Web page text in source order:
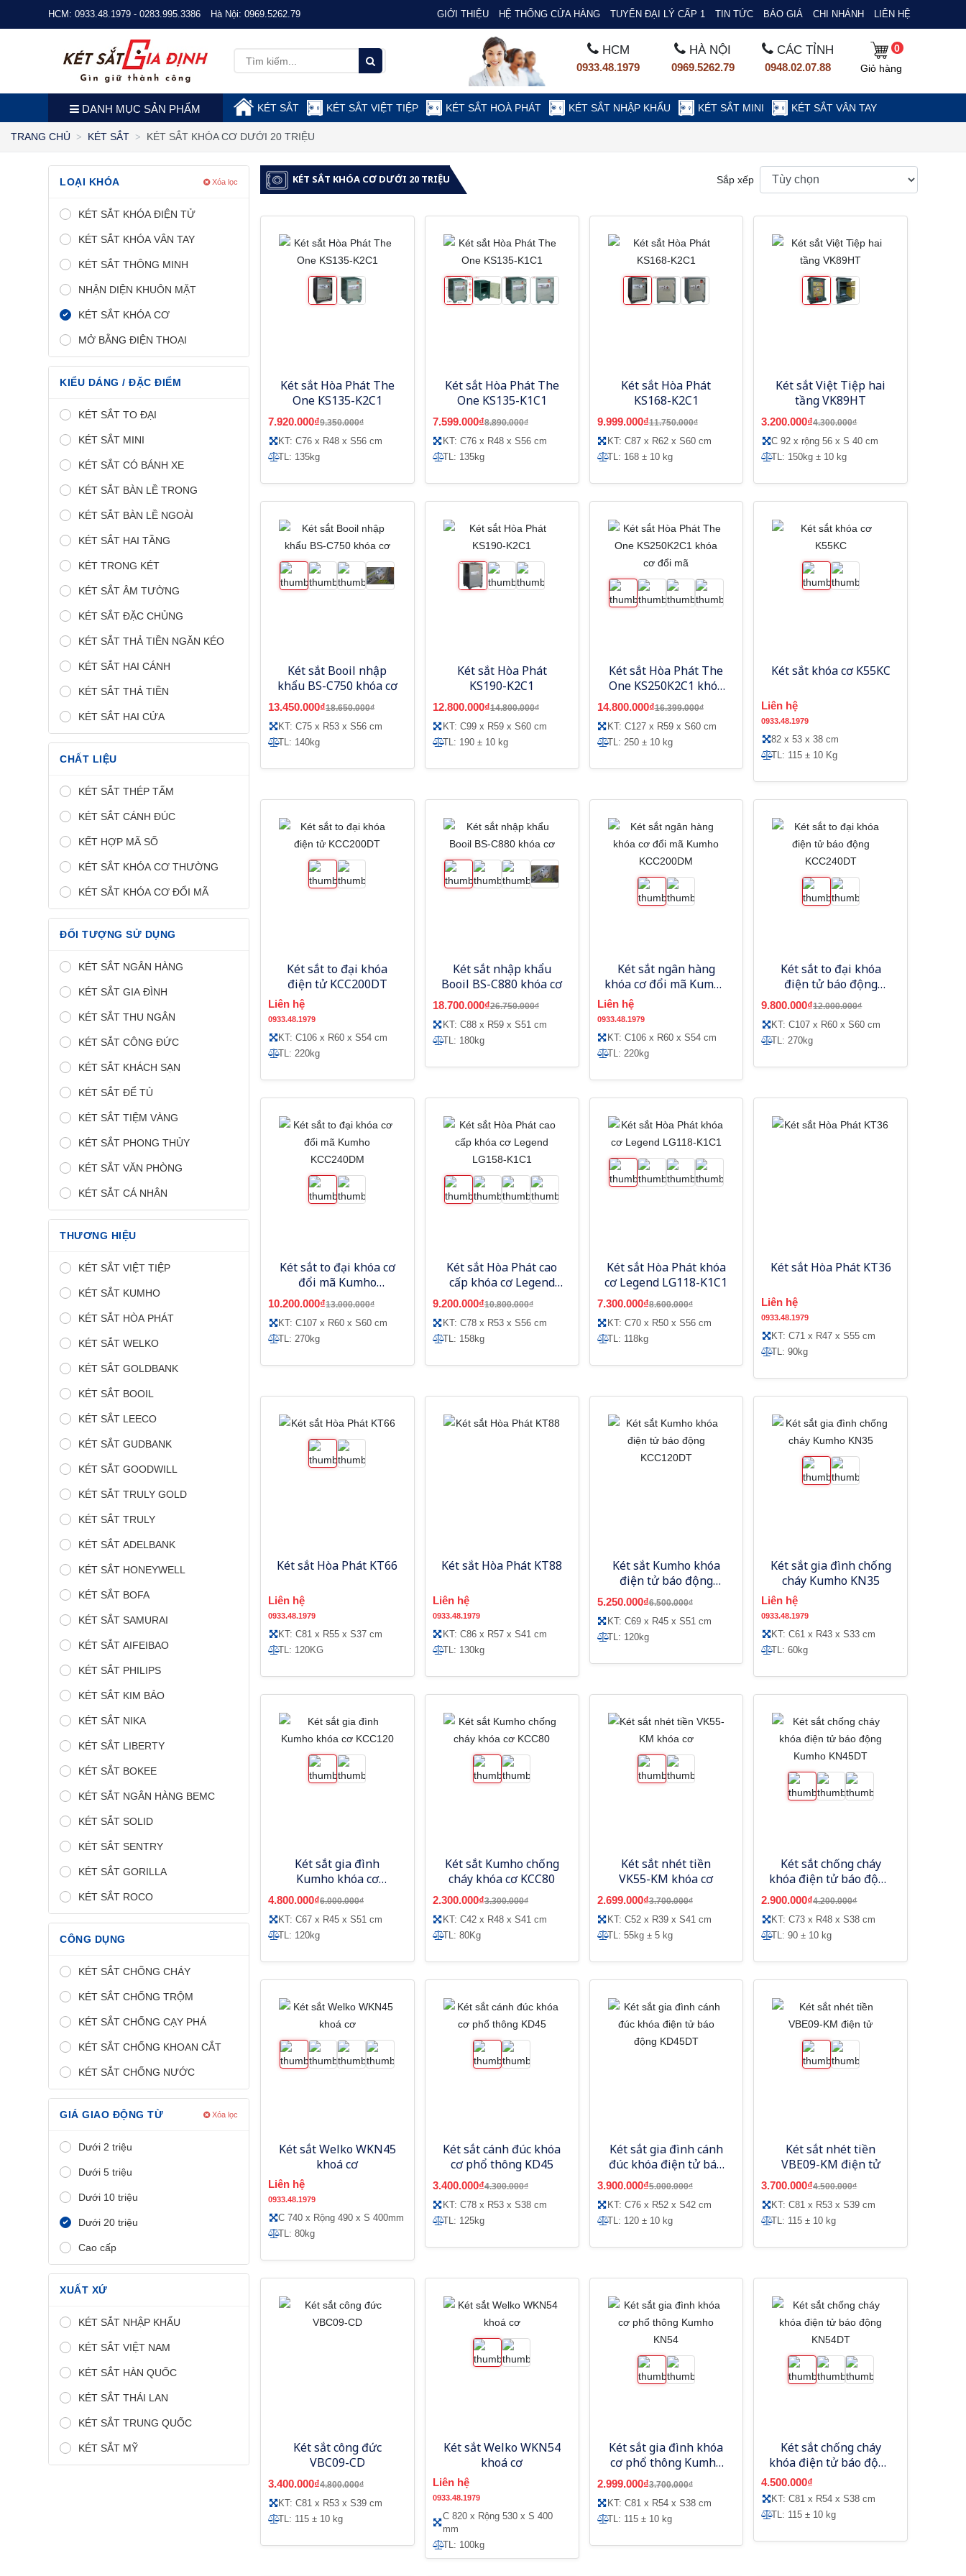
HCM: 0933.48.1979 - 0283.995.3386 Hà Nội: 0969.5262.79 GIỚI THIỆU HỆ THỐNG CỬA HÀNG TUYỂN ĐẠI LÝ CẤP 1 TIN TỨC BÁO GIÁ CHI NHÁNH LIÊN HỆ
HCM
0933.48.1979
HÀ NỘI
0969.5262.79
CÁC TỈNH
0948.02.07.88
0
Giỏ hàng
DANH MỤC SẢN PHẨM KÉT SẮT KÉT SẮT VIỆT TIỆP KÉT SẮT HOÀ PHÁT KÉT SẮT NHẬP KHẨU KÉT SẮT MINI KÉT SẮT VÂN TAY
TRANG CHỦ KÉT SẮT KÉT SẮT KHÓA CƠ DƯỚI 20 TRIỆU
LOẠI KHÓA Xóa lọc
KÉT SẮT KHÓA ĐIỆN TỬ
KÉT SẮT KHÓA VÂN TAY
KÉT SẮT THÔNG MINH
NHẬN DIỆN KHUÔN MẶT
KÉT SẮT KHÓA CƠ
MỞ BẰNG ĐIỆN THOẠI
KIỂU DÁNG / ĐẶC ĐIỂM
KÉT SẮT TO ĐẠI
KÉT SẮT MINI
KÉT SẮT CÓ BÁNH XE
KÉT SẮT BÀN LỀ TRONG
KÉT SẮT BÀN LỀ NGOÀI
KÉT SẮT HAI TẦNG
KÉT TRONG KÉT
KÉT SẮT ÂM TƯỜNG
KÉT SẮT ĐẶC CHỦNG
KÉT SẮT THẢ TIỀN NGĂN KÉO
KÉT SẮT HAI CÁNH
KÉT SẮT THẢ TIỀN
KÉT SẮT HAI CỬA
CHẤT LIỆU
KÉT SẮT THÉP TẤM
KÉT SẮT CÁNH ĐÚC
KẾT HỢP MÃ SỐ
KÉT SẮT KHÓA CƠ THƯỜNG
KÉT SẮT KHÓA CƠ ĐỔI MÃ
ĐỐI TƯỢNG SỬ DỤNG
KÉT SẮT NGÂN HÀNG
KÉT SẮT GIA ĐÌNH
KÉT SẮT THU NGÂN
KÉT SẮT CÔNG ĐỨC
KÉT SẮT KHÁCH SẠN
KÉT SẮT ĐỂ TỦ
KÉT SẮT TIỆM VÀNG
KÉT SẮT PHONG THỦY
KÉT SẮT VĂN PHÒNG
KÉT SẮT CÁ NHÂN
THƯƠNG HIỆU
KÉT SẮT VIỆT TIỆP
KÉT SẮT KUMHO
KÉT SẮT HÒA PHÁT
KÉT SẮT WELKO
KÉT SẮT GOLDBANK
KÉT SẮT BOOIL
KÉT SẮT LEECO
KÉT SẮT GUDBANK
KÉT SẮT GOODWILL
KÉT SẮT TRULY GOLD
KÉT SẮT TRULY
KÉT SẮT ADELBANK
KÉT SẮT HONEYWELL
KÉT SẮT BOFA
KÉT SẮT SAMURAI
KÉT SẮT AIFEIBAO
KÉT SẮT PHILIPS
KÉT SẮT KIM BẢO
KÉT SẮT NIKA
KÉT SẮT LIBERTY
KÉT SẮT BOKEE
KÉT SẮT NGÂN HÀNG BEMC
KÉT SẮT SOLID
KÉT SẮT SENTRY
KÉT SẮT GORILLA
KÉT SẮT ROCO
CÔNG DỤNG
KÉT SẮT CHỐNG CHÁY
KÉT SẮT CHỐNG TRỘM
KÉT SẮT CHỐNG CẠY PHÁ
KÉT SẮT CHỐNG KHOAN CẮT
KÉT SẮT CHỐNG NƯỚC
GIÁ GIAO ĐỘNG TỪ Xóa lọc
Dưới 2 triệu
Dưới 5 triệu
Dưới 10 triệu
Dưới 20 triệu
Cao cấp
XUẤT XỨ
KÉT SẮT NHẬP KHẨU
KÉT SẮT VIỆT NAM
KÉT SẮT HÀN QUỐC
KÉT SẮT THÁI LAN
KÉT SẮT TRUNG QUỐC
KÉT SẮT MỸ
KÉT SẮT KHÓA CƠ DƯỚI 20 TRIỆU Sắp xếp
Két sắt Hòa Phát The
One KS135-K2C1
7.920.000₫9.350.000₫
KT: C76 x R48 x S56 cm
TL: 135kg
Két sắt Hòa Phát The
One KS135-K1C1
7.599.000₫8.890.000₫
KT: C76 x R48 x S56 cm
TL: 135kg
Két sắt Hòa Phát
KS168-K2C1
9.999.000₫11.750.000₫
KT: C87 x R62 x S60 cm
TL: 168 ± 10 kg
Két sắt Việt Tiệp hai
tầng VK89HT
3.200.000₫4.300.000₫
C 92 x rộng 56 x S 40 cm
TL: 150kg ± 10 kg
Két sắt Booil nhập
khẩu BS-C750 khóa cơ
13.450.000₫18.650.000₫
KT: C75 x R53 x S56 cm
TL: 140kg
Két sắt Hòa Phát
KS190-K2C1
12.800.000₫14.800.000₫
KT: C99 x R59 x S60 cm
TL: 190 ± 10 kg
Két sắt Hòa Phát The
One KS250K2C1 khóa
cơ đổi mã
14.800.000₫16.399.000₫
KT: C127 x R59 x S60 cm
TL: 250 ± 10 kg
Két sắt khóa cơ K55KC
Liên hệ
0933.48.1979
82 x 53 x 38 cm
TL: 115 ± 10 Kg
Két sắt to đại khóa
điện tử KCC200DT
Liên hệ
0933.48.1979
KT: C106 x R60 x S54 cm
TL: 220kg
Két sắt nhập khẩu
Booil BS-C880 khóa cơ
18.700.000₫26.750.000₫
KT: C88 x R59 x S51 cm
TL: 180kg
Két sắt ngân hàng
khóa cơ đổi mã Kumho
Liên hệ
0933.48.1979
KT: C106 x R60 x S54 cm
TL: 220kg
Két sắt to đại khóa
điện tử báo động
KCC240DT
9.800.000₫12.000.000₫
KT: C107 x R60 x S60 cm
TL: 270kg
Két sắt to đại khóa cơ
đổi mã Kumho
KCC240DM
10.200.000₫13.000.000₫
KT: C107 x R60 x S60 cm
TL: 270kg
Két sắt Hòa Phát cao
cấp khóa cơ Legend
LG158-K1C1
9.200.000₫10.800.000₫
KT: C78 x R53 x S56 cm
TL: 158kg
Két sắt Hòa Phát khóa
cơ Legend LG118-K1C1
7.300.000₫8.600.000₫
KT: C70 x R50 x S56 cm
TL: 118kg
Két sắt Hòa Phát KT36
Liên hệ
0933.48.1979
KT: C71 x R47 x S55 cm
TL: 90kg
Két sắt Hòa Phát KT66
Liên hệ
0933.48.1979
KT: C81 x R55 x S37 cm
TL: 120KG
Két sắt Hòa Phát KT88
Liên hệ
0933.48.1979
KT: C86 x R57 x S41 cm
TL: 130kg
Két sắt Kumho khóa
điện tử báo động
KCC120DT
5.250.000₫6.500.000₫
KT: C69 x R45 x S51 cm
TL: 120kg
Két sắt gia đình chống
cháy Kumho KN35
Liên hệ
0933.48.1979
KT: C61 x R43 x S33 cm
TL: 60kg
Két sắt gia đình
Kumho khóa cơ
KCC120
4.800.000₫6.000.000₫
KT: C67 x R45 x S51 cm
TL: 120kg
Két sắt Kumho chống
cháy khóa cơ KCC80
2.300.000₫3.300.000₫
KT: C42 x R48 x S41 cm
TL: 80Kg
Két sắt nhét tiền
VK55-KM khóa cơ
2.699.000₫3.700.000₫
KT: C52 x R39 x S41 cm
TL: 55kg ± 5 kg
Két sắt chống cháy
khóa điện tử báo động
Kumho KN45DT
2.900.000₫4.200.000₫
KT: C73 x R48 x S38 cm
TL: 90 ± 10 kg
Két sắt Welko WKN45
khoá cơ
Liên hệ
0933.48.1979
C 740 x Rộng 490 x S 400mm
TL: 80kg
Két sắt cánh đúc khóa
cơ phổ thông KD45
3.400.000₫4.300.000₫
KT: C78 x R53 x S38 cm
TL: 125kg
Két sắt gia đình cánh
đúc khóa điện tử báo
động KD45DT
3.900.000₫5.000.000₫
KT: C76 x R52 x S42 cm
TL: 120 ± 10 kg
Két sắt nhét tiền
VBE09-KM điện tử
3.700.000₫4.500.000₫
KT: C81 x R53 x S39 cm
TL: 115 ± 10 kg
Két sắt công đức
VBC09-CD
3.400.000₫4.800.000₫
KT: C81 x R53 x S39 cm
TL: 115 ± 10 kg
Két sắt Welko WKN54
khoá cơ
Liên hệ
0933.48.1979
C 820 x Rộng 530 x S 400
mm
TL: 100kg
Két sắt gia đình khóa
cơ phổ thông Kumho
KN54
2.999.000₫3.700.000₫
KT: C81 x R54 x S38 cm
TL: 115 ± 10 kg
Két sắt chống cháy
khóa điện tử báo động
KN54DT
4.500.000₫
KT: C81 x R54 x S38 cm
TL: 115 ± 10 kg